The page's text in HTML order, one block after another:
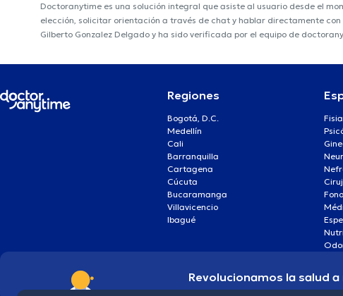
Doctoranytime es una solución integral que asiste al usuario desde el
elección, solicitar orientación a través de chat y hablar directamente
Gilberto Gonzalez Delgado y ha sido verificada por el equipo de
Regiones
Bogotá, D.C.
Medellín
Cali
Barranquilla
Cartagena
Cúcuta
Bucaramanga
Villavicencio
Ibagué
Revolucionamos la salud